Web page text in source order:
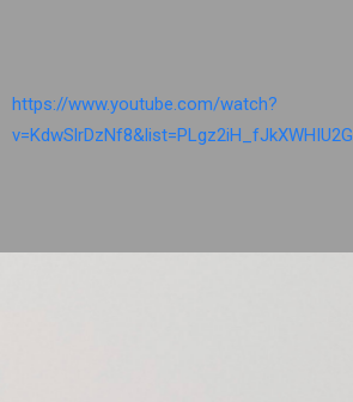
https://www.youtube.com/watch?